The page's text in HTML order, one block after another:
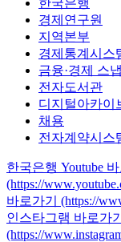
경제연구원
지역본부
경제통계시스
금융·경제 스
전자도서관
디지털아카이
채용
전자계약시스
한국은행 Youtube 바
(https://
바로가기 (https://
인스타그램 바로가기
(https://